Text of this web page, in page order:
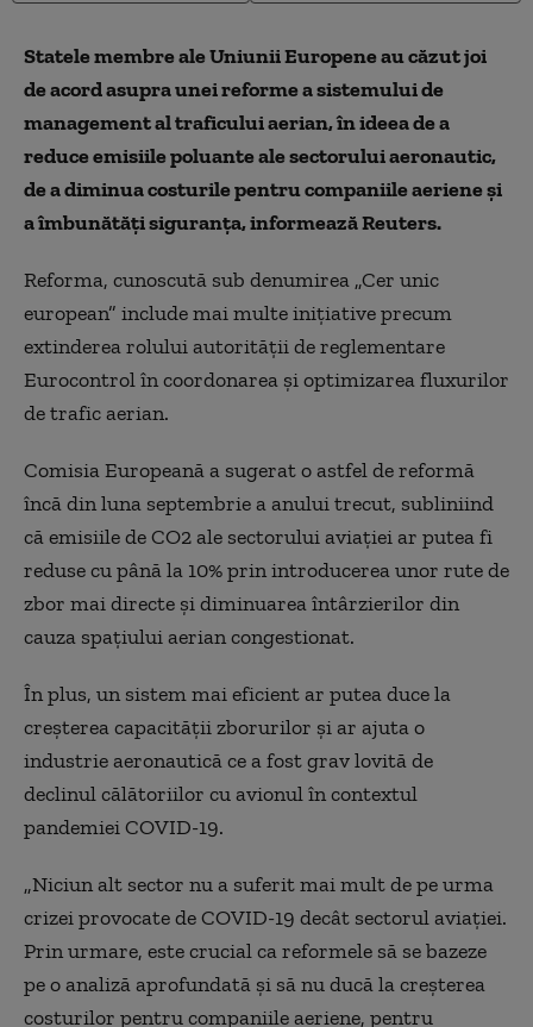
Statele membre ale Uniunii Europene au căzut joi
de acord asupra unei reforme a sistemului de
management al traficului aerian, în ideea de a
reduce emisiile poluante ale sectorului aeronautic,
de a diminua costurile pentru companiile aeriene şi
a îmbunătăţi siguranţa, informează Reuters.
Reforma, cunoscută sub denumirea „Cer unic
european” include mai multe iniţiative precum
extinderea rolului autorităţii de reglementare
Eurocontrol în coordonarea şi optimizarea fluxurilor
de trafic aerian.
Comisia Europeană a sugerat o astfel de reformă
încă din luna septembrie a anului trecut, subliniind
că emisiile de CO2 ale sectorului aviaţiei ar putea fi
reduse cu până la 10% prin introducerea unor rute de
zbor mai directe şi diminuarea întârzierilor din
cauza spaţiului aerian congestionat.
În plus, un sistem mai eficient ar putea duce la
creşterea capacităţii zborurilor şi ar ajuta o
industrie aeronautică ce a fost grav lovită de
declinul călătoriilor cu avionul în contextul
pandemiei COVID-19.
„Niciun alt sector nu a suferit mai mult de pe urma
crizei provocate de COVID-19 decât sectorul aviaţiei.
Prin urmare, este crucial ca reformele să se bazeze
pe o analiză aprofundată şi să nu ducă la creşterea
costurilor pentru companiile aeriene, pentru